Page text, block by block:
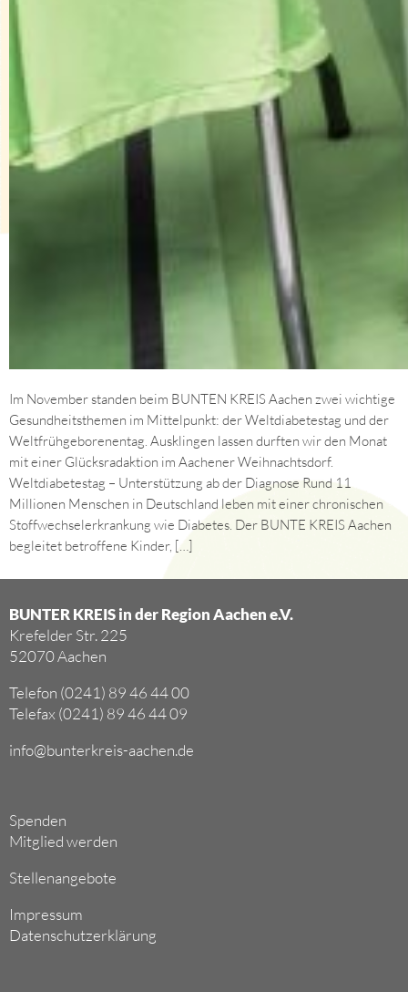
Im November standen beim BUNTEN KREIS Aachen zwei wichtige
Gesundheitsthemen im Mittelpunkt: der Weltdiabetestag und der
Weltfrühgeborenentag. Ausklingen lassen durften wir den Monat
mit einer Glücksradaktion im Aachener Weihnachtsdorf.
Weltdiabetestag – Unterstützung ab der Diagnose Rund 11
Millionen Menschen in Deutschland leben mit einer chronischen
Stoffwechselerkrankung wie Diabetes. Der BUNTE KREIS Aachen
begleitet betroffene Kinder, […]
BUNTER KREIS in der Region Aachen e.V.
Krefelder Str. 225
52070 Aachen
Telefon (0241) 89 46 44 00
Telefax (0241) 89 46 44 09
info@bunterkreis-aachen.de
Spenden
Mitglied werden
Stellenangebote
Impressum
Datenschutzerklärung